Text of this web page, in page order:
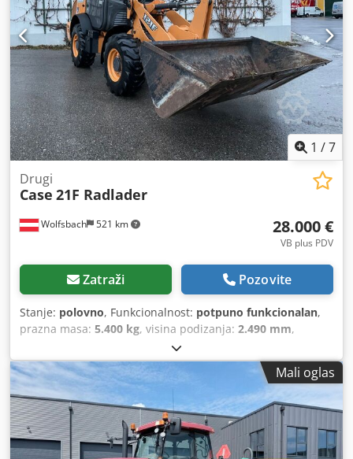
1 /7
Wolfsbach 521 km
Drugi
Case 21F Radlader
28.000 €
VB plus PDV
Zatraži Pozovite
Stanje: polovno, Funkcionalnost: potpuno funkcionalan,
prazna masa: 5.400 kg, visina podizanja: 2.490 mm,
, radni sati:
5.550 mm, građevinska visina:2.500 mm, vrsta pogona:
Diesel Motor, širina gradnje: Mali oglas